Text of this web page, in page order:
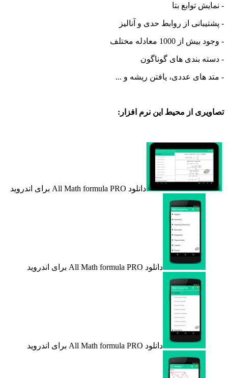
توابع بتا
از روابط حدی و آنالیز
معادله مختلف
بندی های گوناگون
عددی، یافتن ریشه و ...
از محیط این نرم افزار:
دانلود All Math formula PRO برای اندروید
دانلود All Math formula PRO برای اندروید
دانلود All Math formula PRO برای اندروید